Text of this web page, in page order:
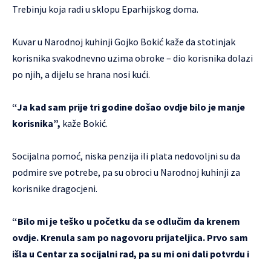
Trebinju koja radi u sklopu Eparhijskog doma.
Kuvar u Narodnoj kuhinji Gojko Bokić kaže da stotinjak
korisnika svakodnevno uzima obroke – dio korisnika dolazi
po njih, a dijelu se hrana nosi kući.
“Ja kad sam prije tri godine došao ovdje bilo je manje
korisnika”, kaže Bokić.
Socijalna pomoć, niska penzija ili plata nedovoljni su da
podmire sve potrebe, pa su obroci u Narodnoj kuhinji za
korisnike dragocjeni.
“Bilo mi je teško u početku da se odlučim da krenem
ovdje. Krenula sam po nagovoru prijateljica. Prvo sam
išla u Centar za socijalni rad, pa su mi oni dali potvrdu i